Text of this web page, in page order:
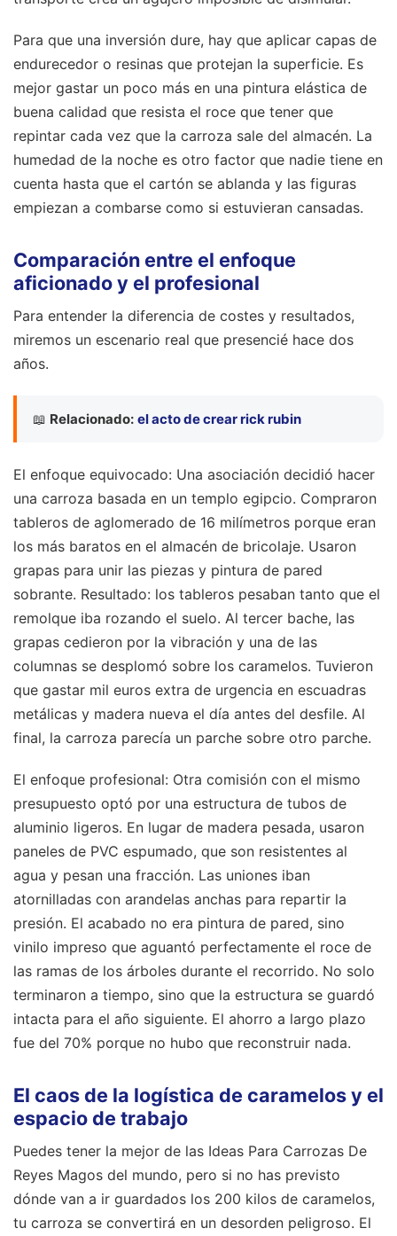
Para que una inversión dure, hay que aplicar capas de
endurecedor o resinas que protejan la superficie. Es
mejor gastar un poco más en una pintura elástica de
buena calidad que resista el roce que tener que
repintar cada vez que la carroza sale del almacén. La
humedad de la noche es otro factor que nadie tiene en
cuenta hasta que el cartón se ablanda y las figuras
empiezan a combarse como si estuvieran cansadas.
Comparación entre el enfoque
aficionado y el profesional
Para entender la diferencia de costes y resultados,
miremos un escenario real que presencié hace dos
años.
📖 Relacionado: el acto de crear rick rubin
El enfoque equivocado: Una asociación decidió hacer
una carroza basada en un templo egipcio. Compraron
tableros de aglomerado de 16 milímetros porque eran
los más baratos en el almacén de bricolaje. Usaron
grapas para unir las piezas y pintura de pared
sobrante. Resultado: los tableros pesaban tanto que el
remolque iba rozando el suelo. Al tercer bache, las
grapas cedieron por la vibración y una de las
columnas se desplomó sobre los caramelos. Tuvieron
que gastar mil euros extra de urgencia en escuadras
metálicas y madera nueva el día antes del desfile. Al
final, la carroza parecía un parche sobre otro parche.
El enfoque profesional: Otra comisión con el mismo
presupuesto optó por una estructura de tubos de
aluminio ligeros. En lugar de madera pesada, usaron
paneles de PVC espumado, que son resistentes al
agua y pesan una fracción. Las uniones iban
atornilladas con arandelas anchas para repartir la
presión. El acabado no era pintura de pared, sino
vinilo impreso que aguantó perfectamente el roce de
las ramas de los árboles durante el recorrido. No solo
terminaron a tiempo, sino que la estructura se guardó
intacta para el año siguiente. El ahorro a largo plazo
fue del 70% porque no hubo que reconstruir nada.
El caos de la logística de caramelos y el
espacio de trabajo
Puedes tener la mejor de las Ideas Para Carrozas De
Reyes Magos del mundo, pero si no has previsto
dónde van a ir guardados los 200 kilos de caramelos,
tu carroza se convertirá en un desorden peligroso. El